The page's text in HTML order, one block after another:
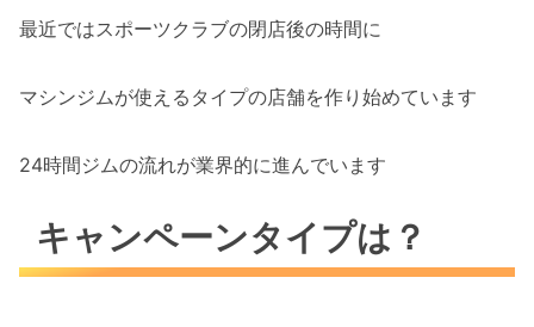
最近ではスポーツクラブの閉店後の時間に
マシンジムが使えるタイプの店舗を作り始めています
24時間ジムの流れが業界的に進んでいます
キャンペーンタイプは？